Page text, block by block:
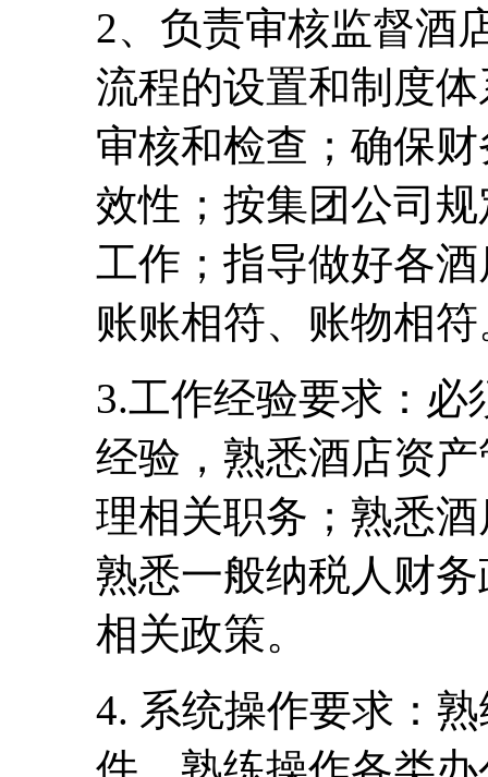
2、负责审核监督酒
流程的设置和制度
审核和检查；确保
效性；按集团公司
工作；指导做好各
账账相符、账物相符
3.工作经验要求：必
经验，熟悉酒店资
理相关职务；熟悉
熟悉一般纳税人财
相关政策。
4. 系统操作要求：